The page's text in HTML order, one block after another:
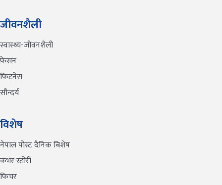
जीवनशैली
स्वास्थ्य-जीवनशैली
फेसन
फिटनेस
सौन्दर्य
विशेष
नेपाल पोस्ट दैनिक बिशेष
कभर स्टोरी
फिचर